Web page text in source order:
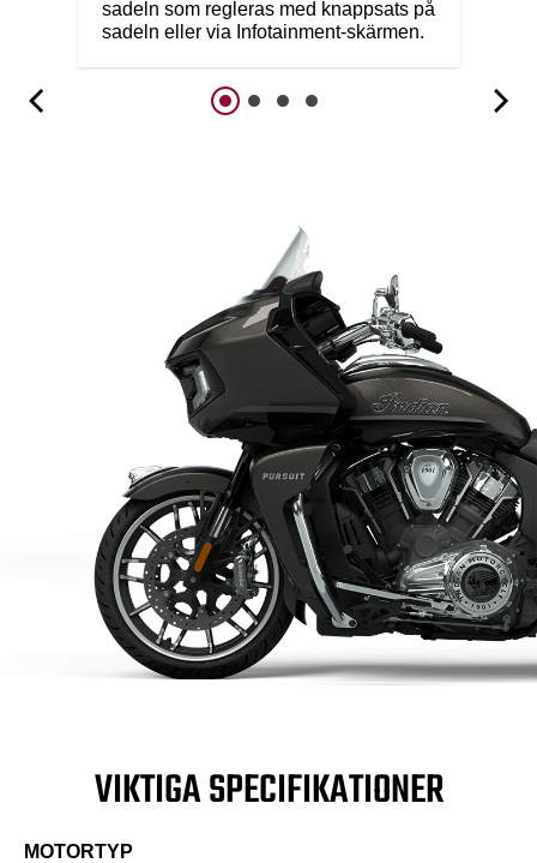
sadeln som regleras med knappsats på
sadeln eller via Infotainment-skärmen.
VIKTIGA SPECIFIKATIONER
MOTORTYP